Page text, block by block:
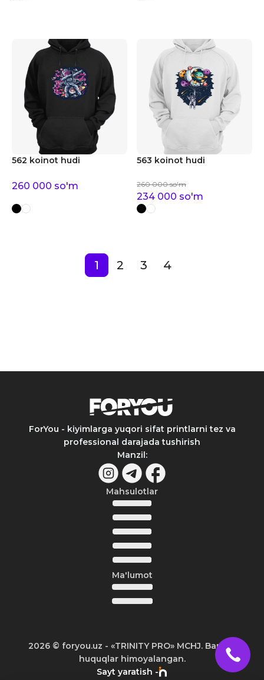
562 koinot hudi
260 000 so'm
563 koinot hudi
260 000 so'm
234 000 so'm
1 2 3 4
ForYou - kiyimlarga yuqori sifat printlarni tez va
professional darajada tushirish
Manzil:
Mahsulotlar
Ma'lumot
2026© foryou.uz - «TRINITY PRO» MCHJ. Barcha
huquqlar himoyalangan.
Sayt yaratish -